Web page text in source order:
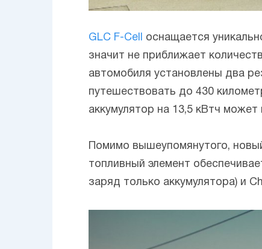
GLC F-Cell
оснащается
значит не приближает
автомобиля установлены два
путешествовать до 430
аккумулятор на 13,5 кВтч
Помимо вышеупомянутого,
топливный элемент
заряд только аккумулятора) и